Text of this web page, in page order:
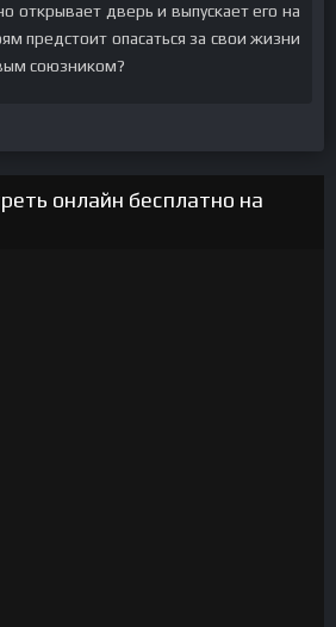
открывает дверь и выпускает его на
предстоит опасаться за свои жизни
союзником?
онлайн бесплатно на